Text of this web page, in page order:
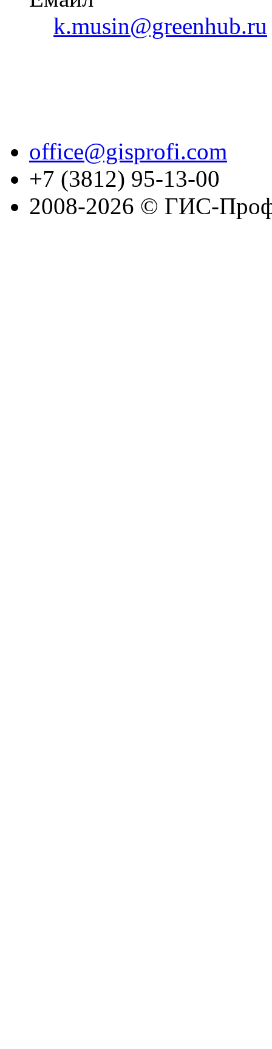
k.musin@greenhub.ru
office@gisprofi.com
+7 (3812) 95-13-00
2008-2026 © ГИС-